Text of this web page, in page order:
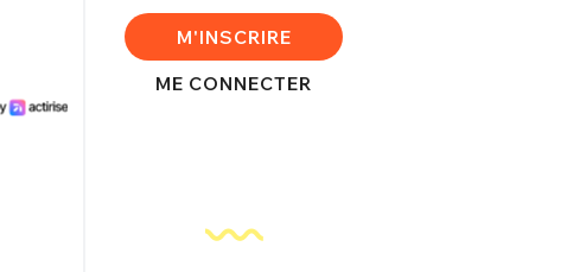
M'INSCRIRE
ME CONNECTER